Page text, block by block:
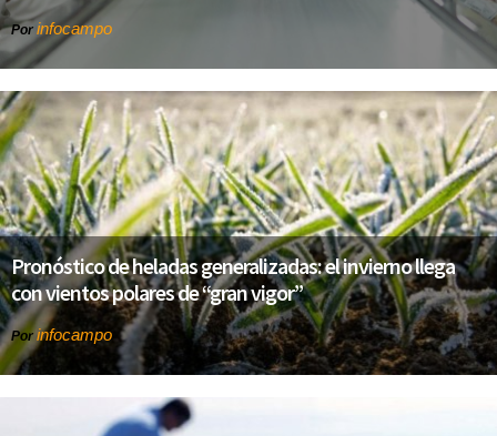
Por infocampo
Pronóstico de heladas generalizadas: el invierno llega
con vientos polares de “gran vigor”
Por infocampo